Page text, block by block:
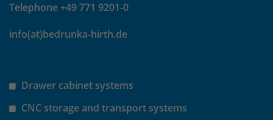
Telephone +49 771 9201-0
info(at)bedrunka-hirth.de
Drawer cabinet systems
CNC storage and transport systems
Name _pk_cvar
Laufzeit 30 Minuten
Das Cookie wird genutzt um temporär